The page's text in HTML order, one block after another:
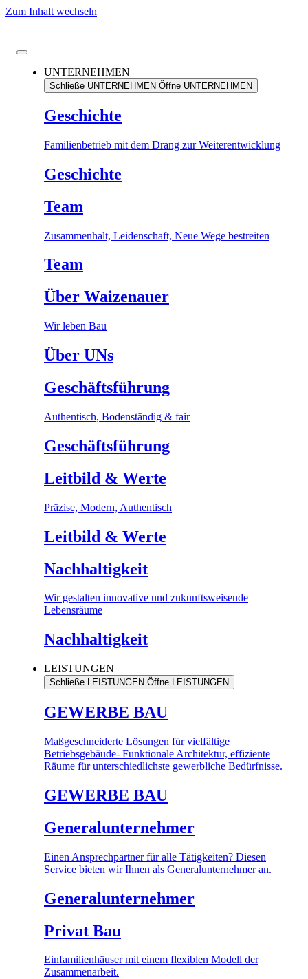
Zum Inhalt wechseln
UNTERNEHMEN
Schließe UNTERNEHMEN Öffne UNTERNEHMEN
Geschichte
Familienbetrieb mit dem Drang zur Weiterentwicklung
Geschichte
Team
Zusammenhalt, Leidenschaft, Neue Wege bestreiten
Team
Über Waizenauer
Wir leben Bau
Über UNs
Geschäftsführung
Authentisch, Bodenständig & fair
Geschäftsführung
Leitbild & Werte
Präzise, Modern, Authentisch
Leitbild & Werte
Nachhaltigkeit
Wir gestalten innovative und zukunftsweisende
Lebensräume
Nachhaltigkeit
LEISTUNGEN
Schließe LEISTUNGEN Öffne LEISTUNGEN
GEWERBE BAU
Maßgeschneiderte Lösungen für vielfältige
Betriebsgebäude- Funktionale Architektur, effiziente
Räume für unterschiedlichste gewerbliche Bedürfnisse.
GEWERBE BAU
Generalunternehmer
Einen Ansprechpartner für alle Tätigkeiten? Diesen
Service bieten wir Ihnen als Generalunternehmer an.
Generalunternehmer
Privat Bau
Einfamilienhäuser mit einem flexiblen Modell der
Zusammenarbeit.